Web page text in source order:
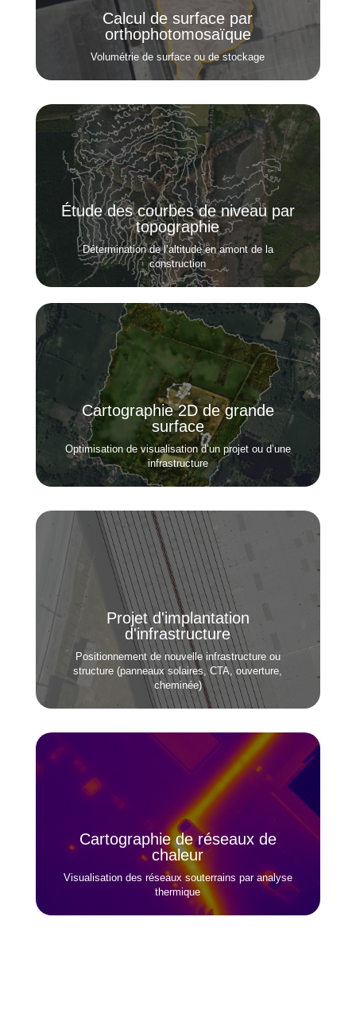
Calcul de surface par
orthophotomosaïque
Volumétrie de surface ou de stockage
Étude des courbes de niveau par
topographie
Détermination de l’altitude en amont de la
construction
Cartographie 2D de grande
surface
Optimisation de visualisation d’un projet ou d’une
infrastructure
Projet d'implantation
d'infrastructure
Positionnement de nouvelle infrastructure ou
structure (panneaux solaires, CTA, ouverture,
cheminée)
Cartographie de réseaux de
chaleur
Visualisation des réseaux souterrains par analyse
thermique